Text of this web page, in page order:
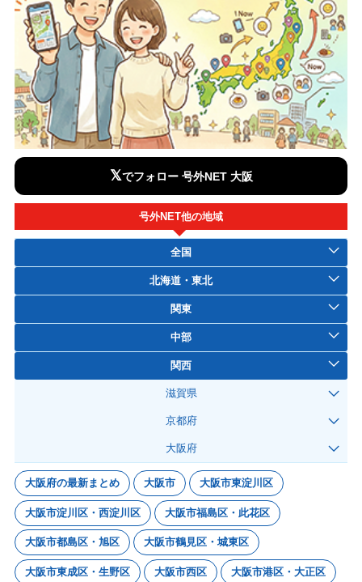
𝕏でフォロー 号外NET 大阪
号外NET他の地域
全国
北海道・東北
関東
中部
関西
滋賀県
京都府
大阪府
大阪府の最新まとめ 大阪市 大阪市東淀川区
大阪市淀川区・西淀川区 大阪市福島区・此花区
大阪市都島区・旭区 大阪市鶴見区・城東区
大阪市東成区・生野区 大阪市西区 大阪市港区・大正区